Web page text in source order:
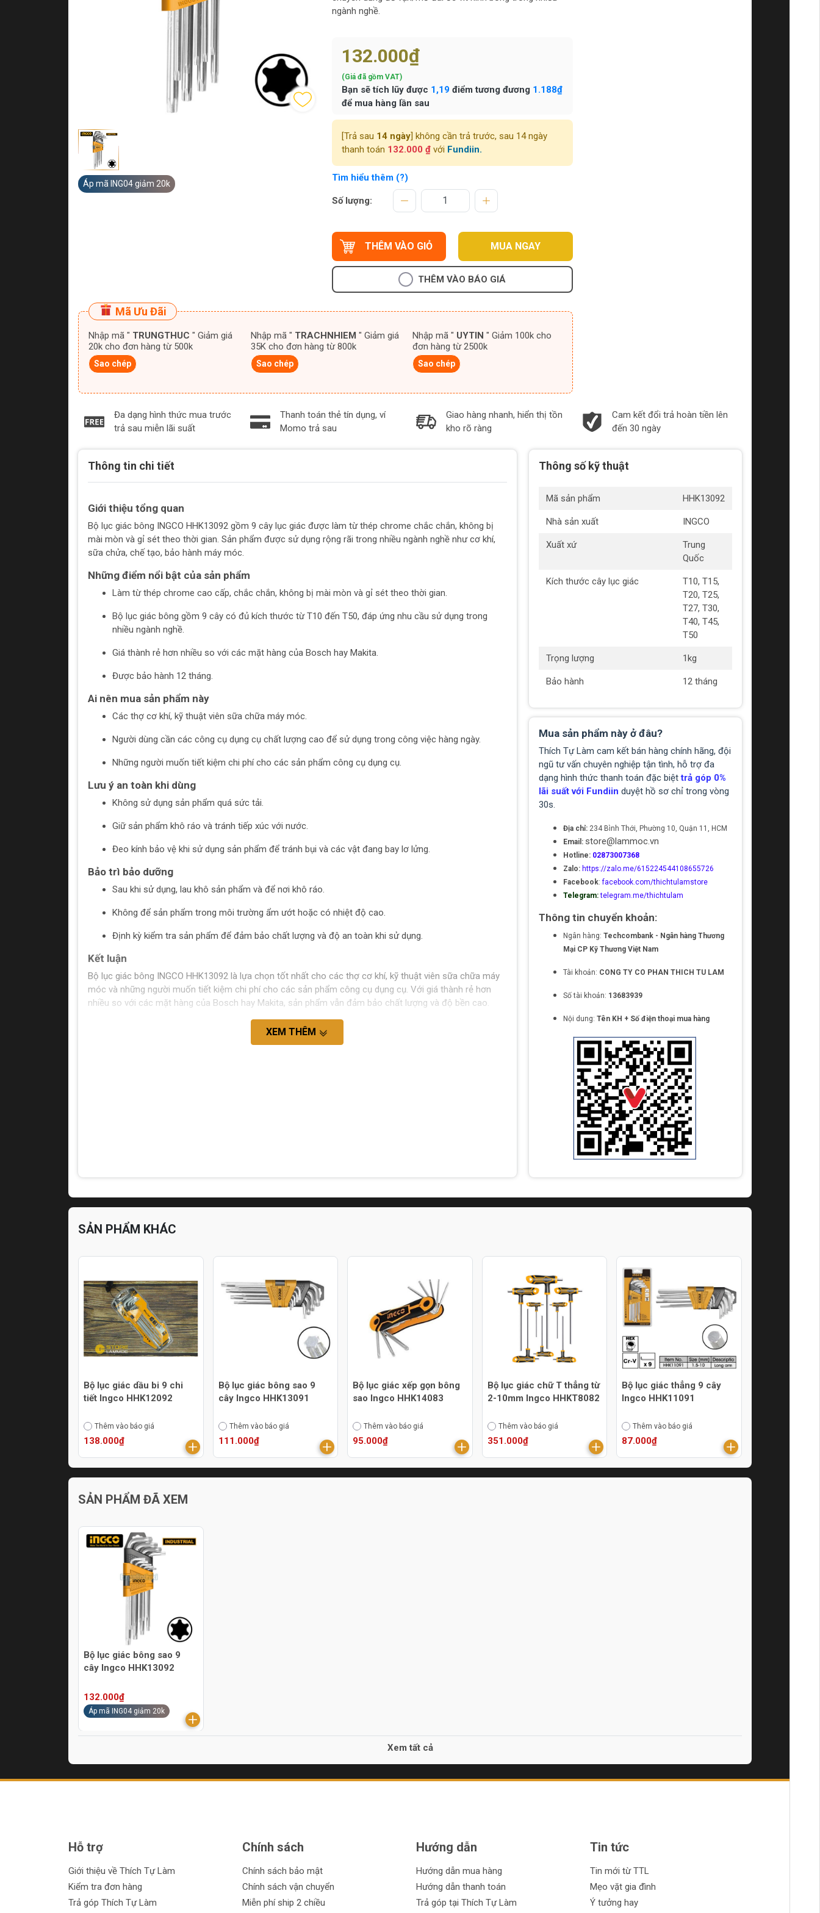
Áp mã ING04 giảm 20k
ngành nghề.
132.000₫
(Giá đã gồm VAT)
Bạn sẽ tích lũy được 1,19điểm tương đương 1.188₫
để mua hàng lần sau
[Trả sau 14 ngày] không cần trả trước, sau 14 ngày
thanh toán 132.000 ₫với Fundiin.
Tìm hiểu thêm (?)
Số lượng:
THÊM VÀO GIỎ MUA NGAY
THÊM VÀO BÁO GIÁ
Mã Ưu Đãi
Nhập mã " TRUNGTHUC " Giảm giá
20k cho đơn hàng từ 500k
Sao chép
Nhập mã " TRACHNHIEM " Giảm giá
35K cho đơn hàng từ 800k
Sao chép
Nhập mã " UYTIN " Giảm 100k cho
đơn hàng từ 2500k
Sao chép
Đa dạng hình thức mua trước
trả sau miễn lãi suất
Thanh toán thẻ tín dụng, ví
Momo trả sau
Giao hàng nhanh, hiển thị tồn
kho rõ ràng
Cam kết đổi trả hoàn tiền lên
đến 30 ngày
Thông tin chi tiết
Giới thiệu tổng quan
Bộ lục giác bông INGCO HHK13092 gồm 9 cây lục giác được làm từ thép chrome chắc chắn, không bị
mài mòn và gỉ sét theo thời gian. Sản phẩm được sử dụng rộng rãi trong nhiều ngành nghề như cơ khí,
sữa chửa, chế tạo, bảo hành máy móc.
Những điểm nổi bật của sản phẩm
Làm từ thép chrome cao cấp, chắc chắn, không bị mài mòn và gỉ sét theo thời gian.
Bộ lục giác bông gồm 9 cây có đủ kích thước từ T10 đến T50, đáp ứng nhu cầu sử dụng trong
nhiều ngành nghề.
Giá thành rẻ hơn nhiều so với các mặt hàng của Bosch hay Makita.
Được bảo hành 12 tháng.
Ai nên mua sản phẩm này
Các thợ cơ khí, kỹ thuật viên sữa chữa máy móc.
Người dùng cần các công cụ dụng cụ chất lượng cao để sử dụng trong công việc hàng ngày.
Những người muốn tiết kiệm chi phí cho các sản phẩm công cụ dụng cụ.
Lưu ý an toàn khi dùng
Không sử dụng sản phẩm quá sức tải.
Giữ sản phẩm khô ráo và tránh tiếp xúc với nước.
Đeo kính bảo vệ khi sử dụng sản phẩm để tránh bụi và các vật đang bay lơ lửng.
Bảo trì bảo dưỡng
Sau khi sử dụng, lau khô sản phẩm và để nơi khô ráo.
Không để sản phẩm trong môi trường ẩm ướt hoặc có nhiệt độ cao.
Định kỳ kiểm tra sản phẩm để đảm bảo chất lượng và độ an toàn khi sử dụng.
Kết luận
Bộ lục giác bông INGCO HHK13092 là lựa chọn tốt nhất cho các thợ cơ khí, kỹ thuật viên sữa chữa máy
móc và những người muốn tiết kiệm chi phí cho các sản phẩm công cụ dụng cụ. Với giá thành rẻ hơn
nhiều so với các mặt hàng của Bosch hay Makita, sản phẩm vẫn đảm bảo chất lượng và độ bền cao.
XEM THÊM
Thông số kỹ thuật
Mã sản phẩm HHK13092
Nhà sản xuất INGCO
Xuất xứ
Trung
Quốc
Kích thước cây lục giác
T10, T15,
T20, T25,
T27, T30,
T40, T45,
T50
Trọng lượng 1kg
Bảo hành 12 tháng
Mua sản phẩm này ở đâu?
Thích Tự Làm cam kết bán hàng chính hãng, đội
ngũ tư vấn chuyên nghiệp tận tình, hỗ trợ đa
dạng hình thức thanh toán đặc biệttrả góp 0%
lãi suất với Fundiin duyệt hồ sơ chỉ trong vòng
30s.
Địa chỉ: 234 Bình Thới, Phường 10, Quận 11, HCM
Email: store@lammoc.vn
Hotline: 02873007368
Zalo: https://zalo.me/615224544108655726
Facebook:facebook.com/thichtulamstore
Telegram: telegram.me/thichtulam
Thông tin chuyển khoản:
Ngân hàng: Techcombank - Ngân hàng Thương
Mại CP Kỹ Thương Việt Nam
Tài khoản: CONG TY CO PHAN THICH TU LAM
Số tài khoản: 13683939
Nội dung: Tên KH + Số điện thoại mua hàng
SẢN PHẨM KHÁC
Bộ lục giác dầu bi 9 chi
tiết Ingco HHK12092
Thêm vào báo giá
138.000₫
Bộ lục giác bông sao 9
cây Ingco HHK13091
Thêm vào báo giá
111.000₫
Bộ lục giác xếp gọn bông
sao Ingco HHK14083
Thêm vào báo giá
95.000₫
Bộ lục giác chữ T thẳng từ
2-10mm Ingco HHKT8082
Thêm vào báo giá
351.000₫
Bộ lục giác thẳng 9 cây
Ingco HHK11091
Thêm vào báo giá
87.000₫
SẢN PHẨM ĐÃ XEM
Bộ lục giác bông sao 9
cây Ingco HHK13092
132.000₫
Áp mã ING04 giảm 20k
Xem tất cả
Hỗ trợ
Giới thiệu về Thích Tự Làm
Kiểm tra đơn hàng
Trả góp Thích Tự Làm
Chính sách
Chính sách bảo mật
Chính sách vận chuyển
Miễn phí ship 2 chiều
Hướng dẫn
Hướng dẫn mua hàng
Hướng dẫn thanh toán
Trả góp tại Thích Tự Làm
Tin tức
Tin mới từ TTL
Mẹo vặt gia đình
Ý tưởng hay